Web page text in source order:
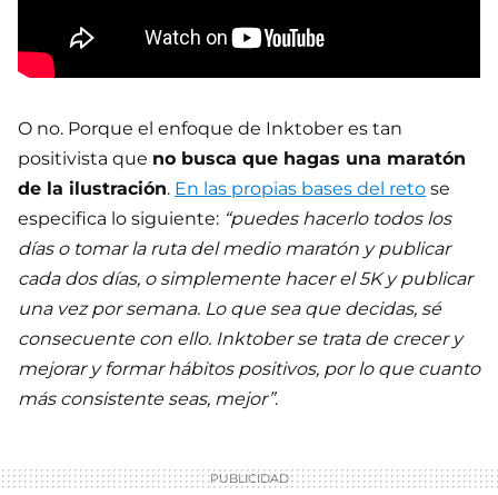
O no. Porque el enfoque de Inktober es tan
positivista que no busca que hagas una maratón
de la ilustración. En las propias bases del reto se
especifica lo siguiente: “puedes hacerlo todos los
días o tomar la ruta del medio maratón y publicar
cada dos días, o simplemente hacer el 5K y publicar
una vez por semana. Lo que sea que decidas, sé
consecuente con ello. Inktober se trata de crecer y
mejorar y formar hábitos positivos, por lo que cuanto
más consistente seas, mejor”.